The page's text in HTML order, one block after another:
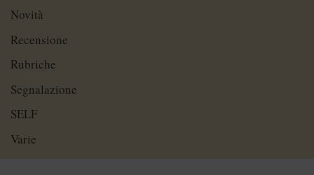
Novità
Recensione
Rubriche
Segnalazione
SELF
Varie